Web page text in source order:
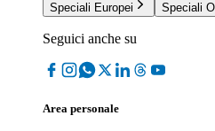
Speciali Europei
Speciali
Seguici anche su
Area personale